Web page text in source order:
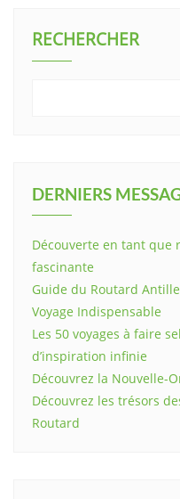
RECHERCHER
DERNIERS
Découverte en tant que
fascinante
Guide du Routard
Voyage Indispensable
Les 50 voyages à faire
d’inspiration infinie
Découvrez la Nouvelle-
Découvrez les trésors
Routard